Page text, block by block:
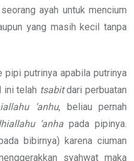
ayah untuk mencium
yang masih kecil tanpa
pipi putrinya apabila putrinya
ini telah tsabitdari perbuatan
‘anhu, beliau pernah
‘anha pada pipinya.
bibirnya) karena ciuman
syahwat maka